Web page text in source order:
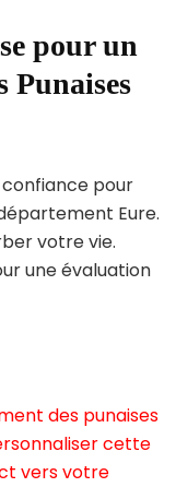
pour un
Punaises
pour
Eure.
votre vie.
une évaluation
des punaises
cette
vers votre